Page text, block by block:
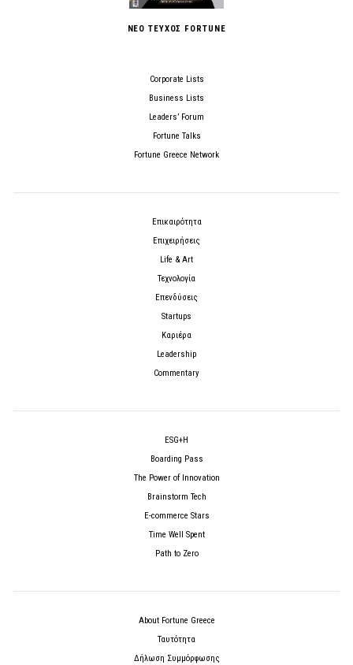
ΝΕΟ ΤΕΥΧΟΣ FORTUNE
Corporate Lists
Business Lists
Leaders’ Forum
Fortune Talks
Fortune Greece Network
Επικαιρότητα
Επιχειρήσεις
Life & Art
Τεχνολογία
Επενδύσεις
Startups
Καριέρα
Leadership
Commentary
ESG+H
Boarding Pass
The Power of Innovation
Brainstorm Tech
E-commerce Stars
Time Well Spent
Path to Zero
About Fortune Greece
Ταυτότητα
Δήλωση Συμμόρφωσης